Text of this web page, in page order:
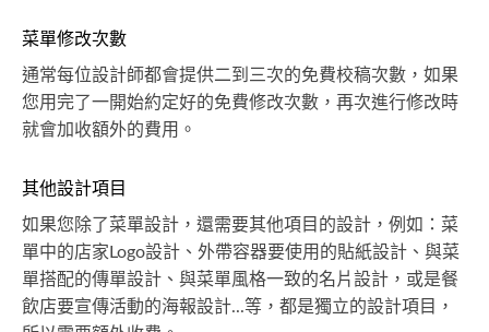
菜單修改次數
通常每位設計師都會提供二到三次的免費校稿次數，如果
您用完了一開始約定好的免費修改次數，再次進行修改時
就會加收額外的費用。
其他設計項目
如果您除了菜單設計，還需要其他項目的設計，例如：菜
單中的店家Logo設計、外帶容器要使用的貼紙設計、與菜
單搭配的傳單設計、與菜單風格一致的名片設計，或是餐
飲店要宣傳活動的海報設計...等，都是獨立的設計項目，